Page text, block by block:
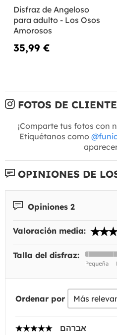
Disfraz de Angeloso
para adulto - Los Osos
Amorosos
35,99 €
FOTOS DE
¡Comparte tus fotos con
Etiquétanos como
OPINIONES DE
Opiniones 2
Valoración media:
Talla del disfraz:
Ordenar por
אברהם